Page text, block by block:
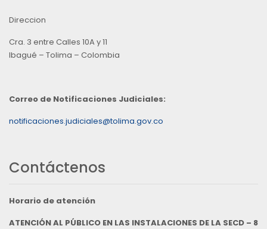
Direccion
Cra. 3 entre Calles 10A y 11
Ibagué – Tolima – Colombia
Correo de Notificaciones Judiciales:
notificaciones.judiciales@tolima.gov.co
Contáctenos
Horario de atención
ATENCIÓN AL PÚBLICO EN LAS INSTALACIONES DE LA SECD – 8